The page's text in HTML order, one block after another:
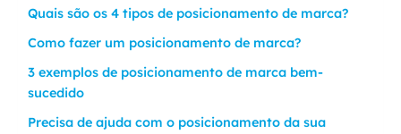
Quais são os 4 tipos de posicionamento de marca?
Como fazer um posicionamento de marca?
3 exemplos de posicionamento de marca bem-
sucedido
Precisa de ajuda com o posicionamento da sua